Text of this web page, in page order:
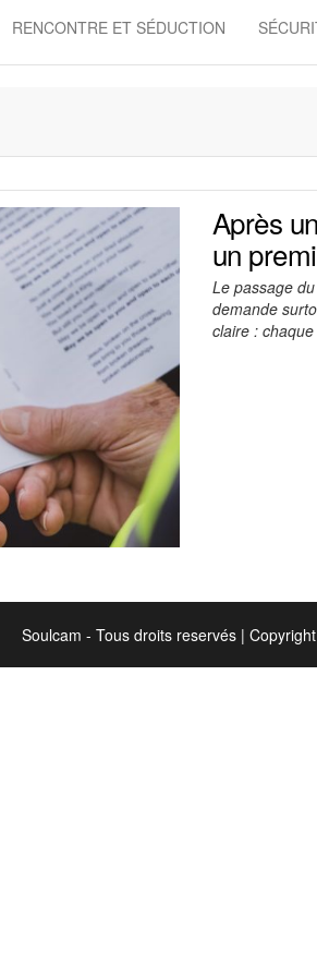
RENCONTRE ET SÉDUCTION
Après
un
Le passage
demande
claire :
Soulcam - Tous droits reservés |